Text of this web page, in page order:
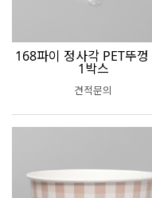
168파이 정사각 PET뚜껑
1박스
견적문의